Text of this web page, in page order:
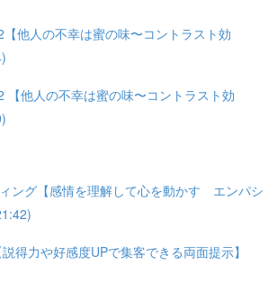
他人の不幸は蜜の味〜コントラスト効
【他人の不幸は蜜の味〜コントラスト効
ング【感情を理解して心を動かす エンパシ
得力や好感度UPで集客できる両面提示】